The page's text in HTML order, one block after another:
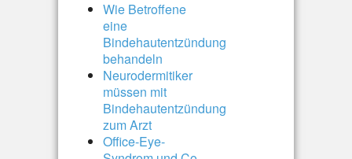
Wie Betroffene
eine
Bindehautentzündung
behandeln
Neurodermitiker
müssen mit
Bindehautentzündung
zum Arzt
Office-Eye-